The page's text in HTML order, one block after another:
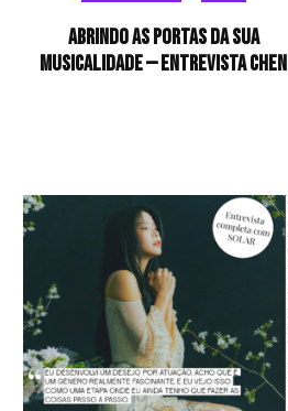
Abrindo as portas da sua
musicalidade — Entrevista CHEN